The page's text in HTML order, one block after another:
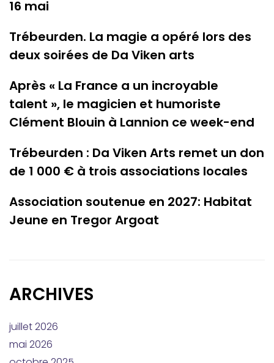
16 mai
Trébeurden. La magie a opéré lors des
deux soirées de Da Viken arts
Après « La France a un incroyable
talent », le magicien et humoriste
Clément Blouin à Lannion ce week-end
Trébeurden : Da Viken Arts remet un don
de 1 000 € à trois associations locales
Association soutenue en 2027: Habitat
Jeune en Tregor Argoat
ARCHIVES
juillet 2026
mai 2026